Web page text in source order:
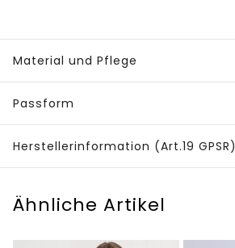
Material und Pflege
Passform
Herstellerinformation (Art.19 GPSR)
Ähnliche Artikel